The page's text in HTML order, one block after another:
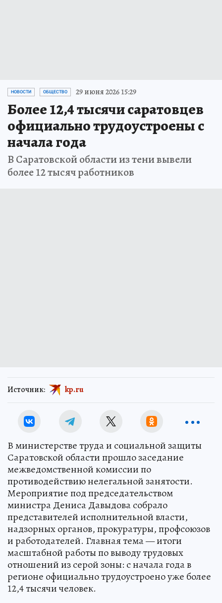
НОВОСТИ ОБЩЕСТВО 29 июня 2026 15:29
Более 12,4 тысячи саратовцев
официально трудоустроены с
начала года
В Саратовской области из тени вывели
более 12 тысяч работников
Источник: kp.ru
В министерстве труда и социальной защиты
Саратовской области прошло заседание
межведомственной комиссии по
противодействию нелегальной занятости.
Мероприятие под председательством
министра Дениса Давыдова собрало
представителей исполнительной власти,
надзорных органов, прокуратуры, профсоюзов
и работодателей. Главная тема — итоги
масштабной работы по выводу трудовых
отношений из серой зоны: с начала года в
регионе официально трудоустроено уже более
12,4 тысячи человек.